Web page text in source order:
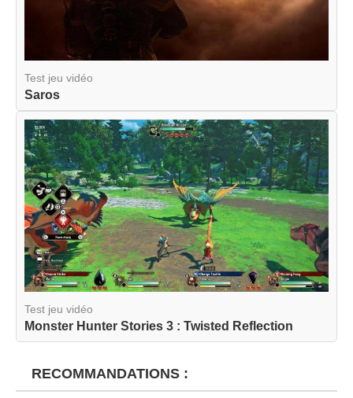
Test jeu vidéo
Saros
Test jeu vidéo
Monster Hunter Stories 3 : Twisted Reflection
RECOMMANDATIONS :